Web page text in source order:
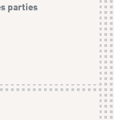
parties